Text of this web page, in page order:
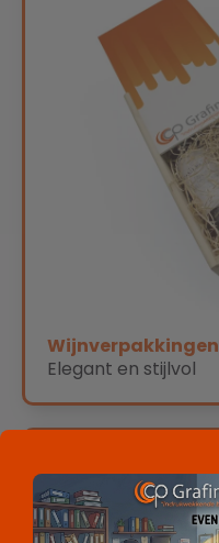
Wijnverpakkingen
Elegant en stijlvol